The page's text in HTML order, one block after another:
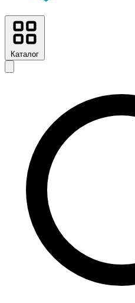
Каталог